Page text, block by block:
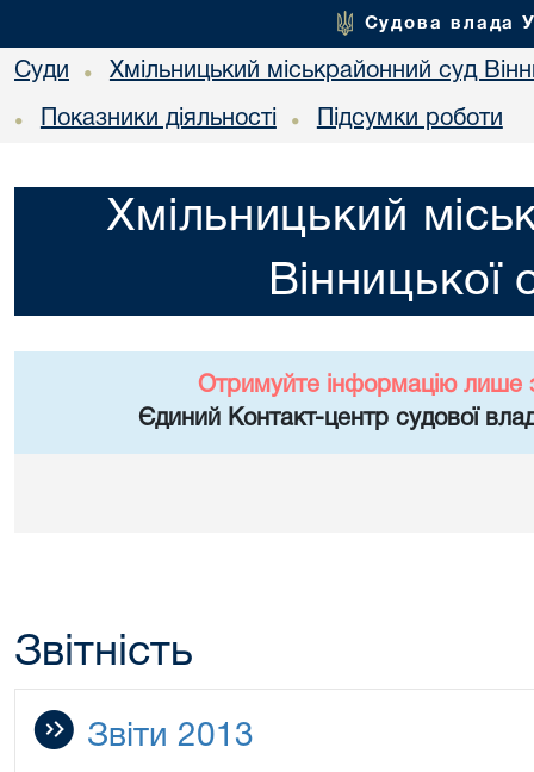
Судова влада
Суди • Хмільницький міськрайонний суд
• Показники діяльності • Підсумки роботи
Хмільницький
Вінницької
Отримуйте інформацію лише
Єдиний Контакт-центр судової
Звітність
Звіти 2013